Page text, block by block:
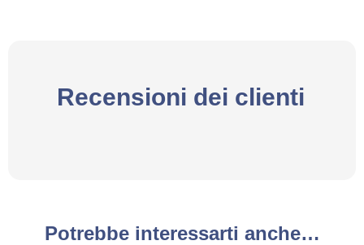
Recensioni dei clienti
Potrebbe interessarti anche…